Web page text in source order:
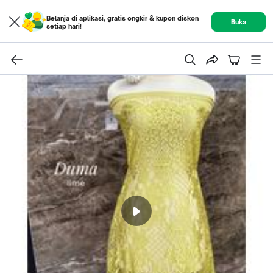
Belanja di aplikasi, gratis ongkir & kupon diskon
setiap hari!
Buka